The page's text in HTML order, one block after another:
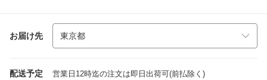
お届け先
配送予定 営業日12時迄の注文は即日出荷可(前払除く)